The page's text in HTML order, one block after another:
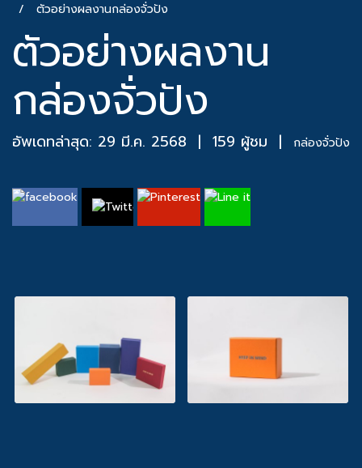
ตัวอย่างผลงานกล่องจั่วปัง
ตัวอย่างผลงาน
กล่องจั่วปัง
อัพเดทล่าสุด: 29 มี.ค. 2568 | 159 ผู้ชม | กล่องจั่วปัง